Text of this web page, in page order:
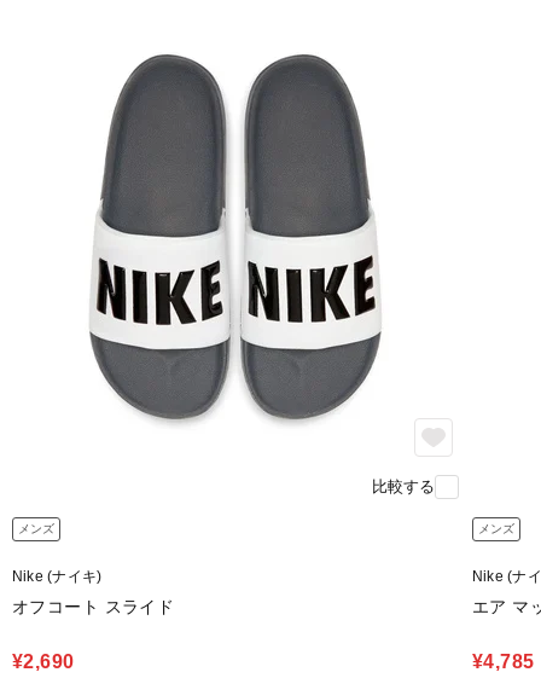
比較する
メンズ
Nike (ナイキ)
オフコート スライド
¥2,690
メンズ
Nike (ナ
エア マ
¥4,785